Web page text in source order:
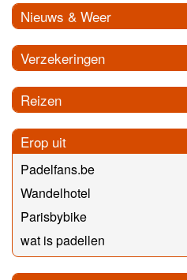
Nieuws & Weer
Verzekeringen
Reizen
Erop uit
Padelfans.be
Wandelhotel
Parisbybike
wat is padellen